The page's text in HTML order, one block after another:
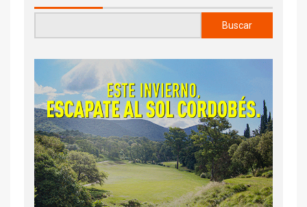
Buscar